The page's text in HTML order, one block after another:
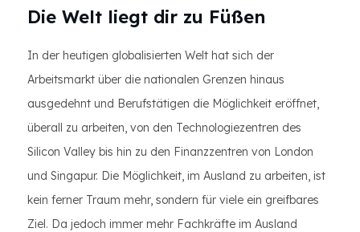
Die Welt liegt dir zu Füßen
In der heutigen globalisierten Welt hat sich der
Arbeitsmarkt über die nationalen Grenzen hinaus
ausgedehnt und Berufstätigen die Möglichkeit eröffnet,
überall zu arbeiten, von den Technologiezentren des
Silicon Valley bis hin zu den Finanzzentren von London
und Singapur. Die Möglichkeit, im Ausland zu arbeiten, ist
kein ferner Traum mehr, sondern für viele ein greifbares
Ziel. Da jedoch immer mehr Fachkräfte im Ausland